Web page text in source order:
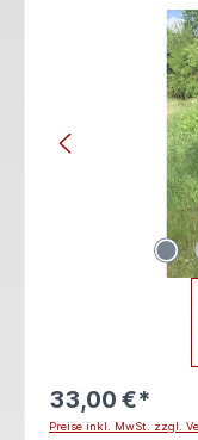
Bildergalerie
33,00 €*
Preise inkl. MwSt. zzgl.